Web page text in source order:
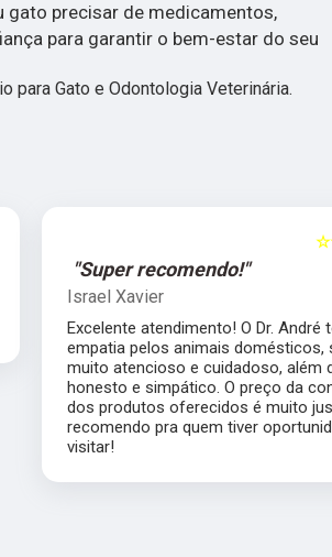
gato precisar de medicamentos,
para garantir o bem-estar do seu
para Gato e Odontologia Veterinária.
"Super recomendo!"
Israel Xavier
Excelente atendimento! O Dr. André
empatia pelos animais domésticos,
muito atencioso e cuidadoso, além
honesto e simpático. O preço da
dos produtos oferecidos é muito
recomendo pra quem tiver
visitar!